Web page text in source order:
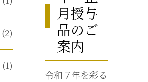
(2)
(1)
月授与
品のご
案内
令和７年を彩る